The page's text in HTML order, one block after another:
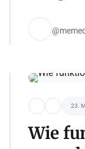
23.
Wie